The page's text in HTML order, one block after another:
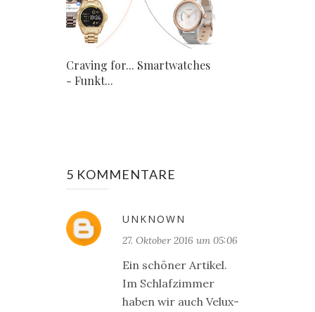
Craving for... Smartwatches
- Funkt...
5 KOMMENTARE
UNKNOWN
27. Oktober 2016 um 05:06
Ein schöner Artikel.
Im Schlafzimmer
haben wir auch Velux-